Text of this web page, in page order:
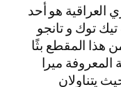
العراقية هو أحد
توك و تانجو
هذا المقطع بثًا
المعروفة ميرا
يتناولان